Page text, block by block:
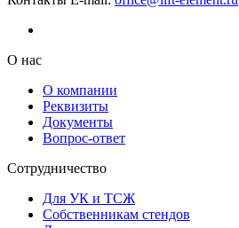
О нас
О компании
Реквизиты
Документы
Вопрос-ответ
Сотрудничество
Для УК и ТСЖ
Собственникам стендов